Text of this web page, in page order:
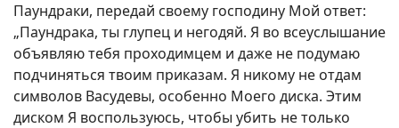
Паундраки, передай своему господину Мой ответ:
„Паундрака, ты глупец и негодяй. Я во всеуслышание
объявляю тебя проходимцем и даже не подумаю
подчиняться твоим приказам. Я никому не отдам
символов Васудевы, особенно Моего диска. Этим
диском Я воспользуюсь, чтобы убить не только